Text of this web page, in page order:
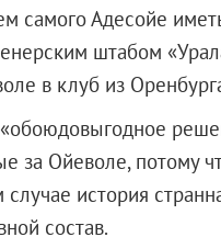
самого Адесойе
штабом
в клуб из
за Ойеволе, потому
история
состав.